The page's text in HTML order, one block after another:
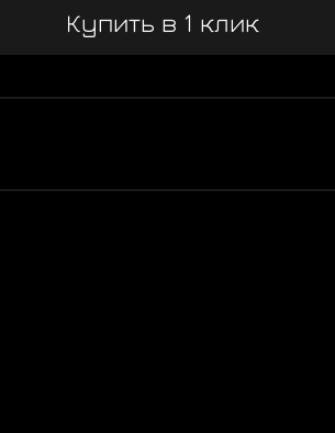
Купить в 1 клик